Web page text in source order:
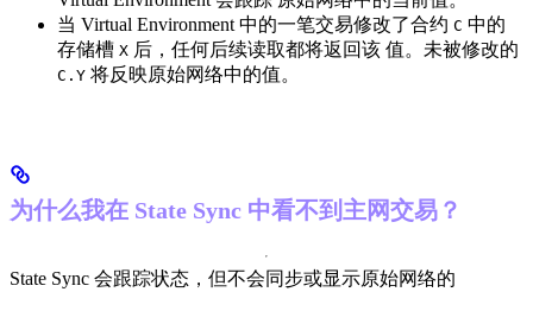
当 Virtual Environment 中的一笔交易修改了合约 C 中的
存储槽 X 后，任何后续读取都将返回该 值。未被修改的
C.Y 将反映原始网络中的值。
为什么我在 State Sync 中看不到主网交易？
State Sync 会跟踪状态，但不会同步或显示原始网络的